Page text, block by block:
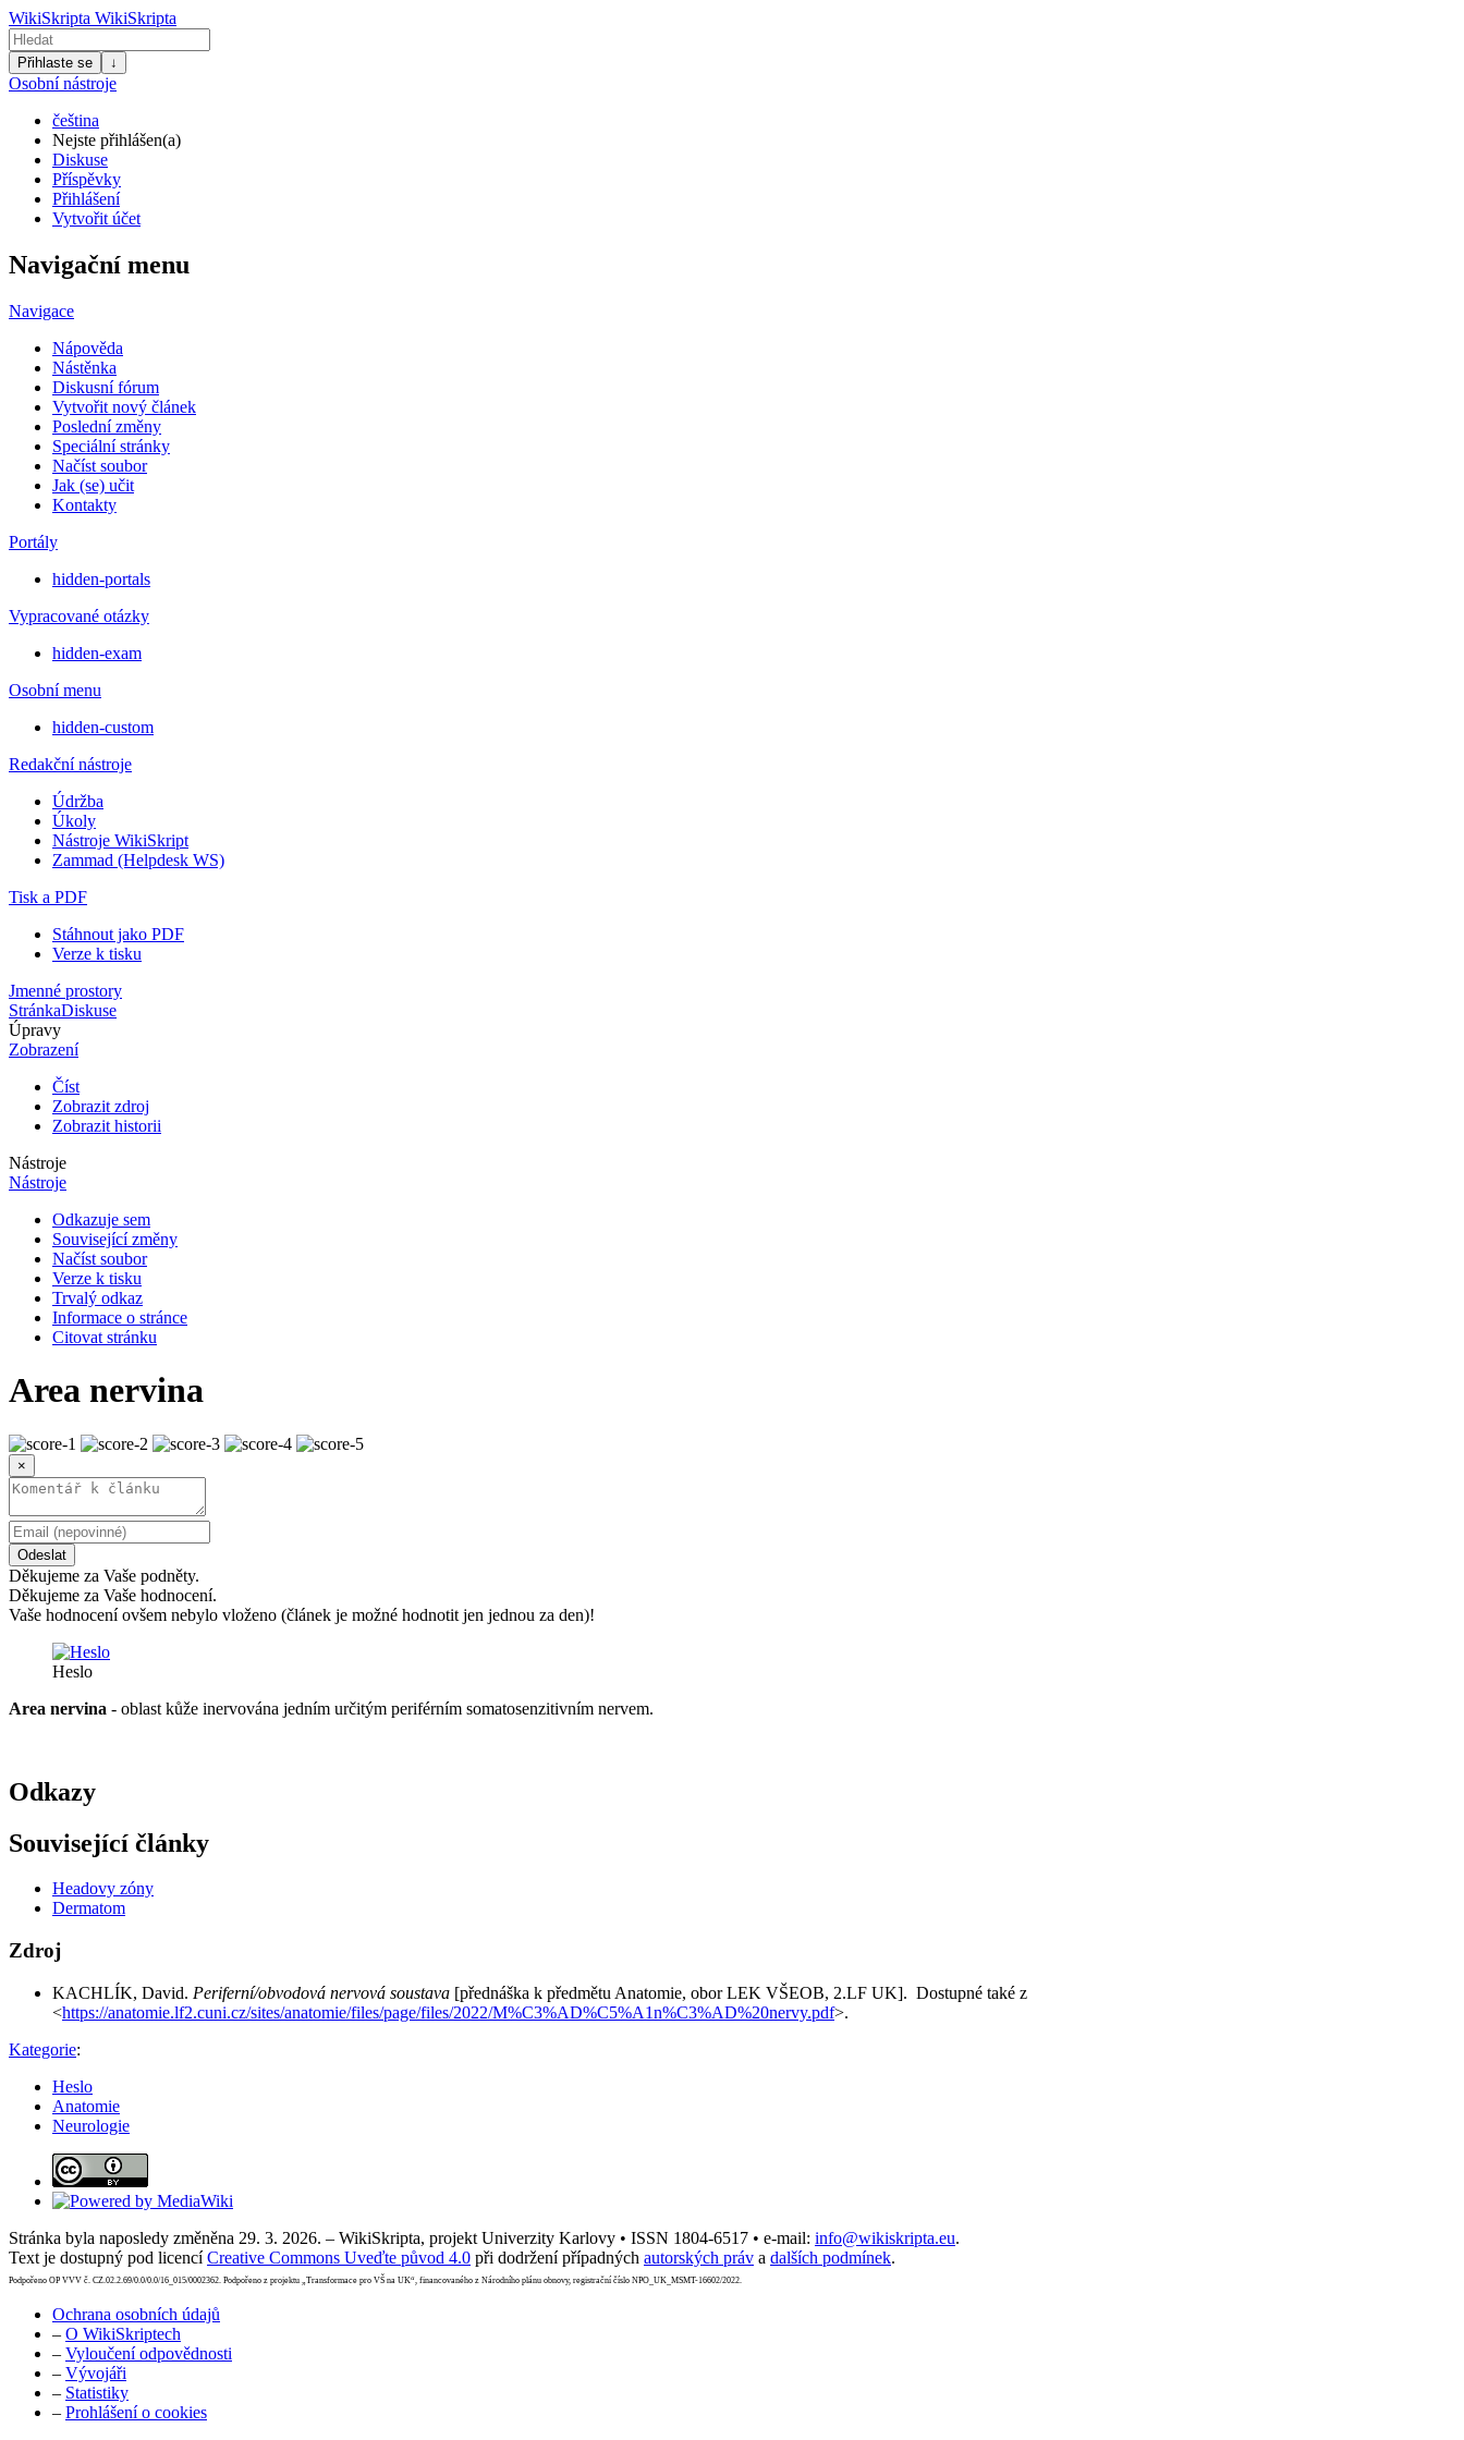
WikiSkripta WikiSkripta
Přihlaste se ↓
Osobní nástroje
čeština
Nejste přihlášen(a)
Diskuse
Příspěvky
Přihlášení
Vytvořit účet
Navigační menu
Navigace
Nápověda
Nástěnka
Diskusní fórum
Vytvořit nový článek
Poslední změny
Speciální stránky
Načíst soubor
Jak (se) učit
Kontakty
Portály
hidden-portals
Vypracované otázky
hidden-exam
Osobní menu
hidden-custom
Redakční nástroje
Údržba
Úkoly
Nástroje WikiSkript
Zammad (Helpdesk WS)
Tisk a PDF
Stáhnout jako PDF
Verze k tisku
Jmenné prostory
StránkaDiskuse
Úpravy
Zobrazení
Číst
Zobrazit zdroj
Zobrazit historii
Nástroje
Nástroje
Odkazuje sem
Související změny
Načíst soubor
Verze k tisku
Trvalý odkaz
Informace o stránce
Citovat stránku
Area nervina
×
Odeslat
Děkujeme za Vaše podněty.
Děkujeme za Vaše hodnocení.
Vaše hodnocení ovšem nebylo vloženo (článek je možné hodnotit jen jednou za den)!
Heslo
Area nervina - oblast kůže inervována jedním určitým periférním somatosenzitivním nervem.
Odkazy
Související články
Headovy zóny
Dermatom
Zdroj
KACHLÍK, David. Periferní/obvodová nervová soustava [přednáška k předmětu Anatomie, obor LEK VŠEOB, 2.LF UK]. Dostupné také z
<https://anatomie.lf2.cuni.cz/sites/anatomie/files/page/files/2022/M%C3%AD%C5%A1n%C3%AD%20nervy.pdf>.
Kategorie:
Heslo
Anatomie
Neurologie
Stránka byla naposledy změněna 29. 3. 2026. – WikiSkripta, projekt Univerzity Karlovy • ISSN 1804-6517 • e-mail: info@wikiskripta.eu.
Text je dostupný pod licencíCreative Commons Uveďte původ 4.0 při dodržení případných autorských práv a dalších podmínek.
Podpořeno OP VVV č. CZ.02.2.69/0.0/0.0/16_015/0002362. Podpořeno z projektu „Transformace pro VŠ na UK“, financovaného z Národního plánu obnovy, registrační číslo NPO_UK_MSMT-16602/2022.
Ochrana osobních údajů
– O WikiSkriptech
– Vyloučení odpovědnosti
– Vývojáři
– Statistiky
– Prohlášení o cookies